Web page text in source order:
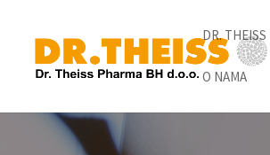
DR. THEISS
O NAMA